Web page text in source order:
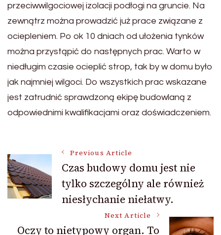
przeciwwilgociowej izolacji podłogi na gruncie. Na
zewnątrz można prowadzić już prace związane z
ociepleniem. Po ok 10 dniach od ułożenia tynków
można przystąpić do następnych prac. Warto w
niedługim czasie ocieplić strop, tak by w domu było
jak najmniej wilgoci. Do wszystkich prac wskazane
jest zatrudnić sprawdzoną ekipę budowlaną z
odpowiednimi kwalifikacjami oraz doświadczeniem.
Post
Navigation
Previous Article
Czas budowy domu jest nie
tylko szczególny ale również
niesłychanie niełatwy.
Next Article
Oczy to nietypowy organ. To